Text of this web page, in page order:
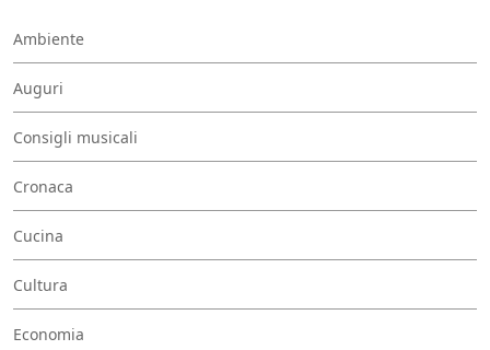
Ambiente
Auguri
Consigli musicali
Cronaca
Cucina
Cultura
Economia